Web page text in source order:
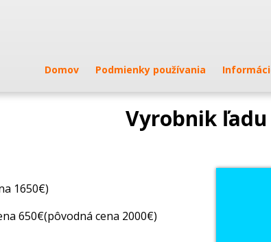
Domov Podmienky používania
Vyrobnik ľadu
1650€)
650€(pôvodná cena 2000€)